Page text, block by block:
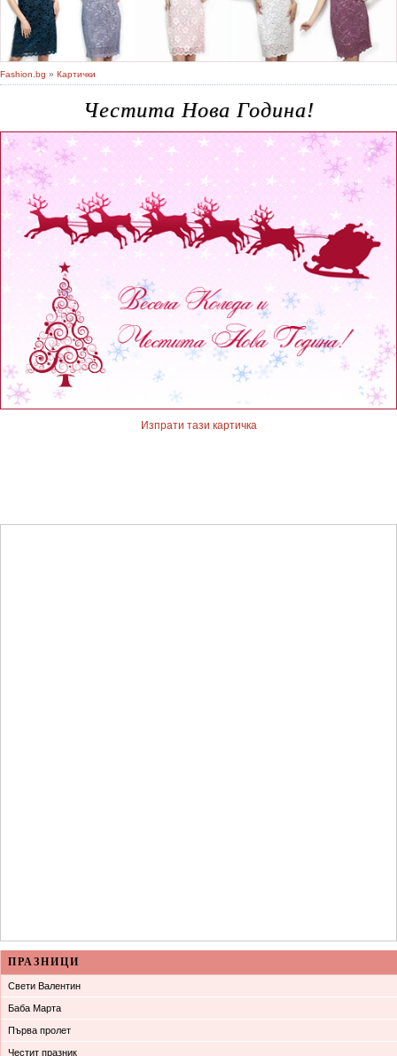
Fashion.bg » Картички
Честита Нова Година!
Изпрати тази картичка
ПРАЗНИЦИ
Свети Валентин
Баба Марта
Първа пролет
Честит празник